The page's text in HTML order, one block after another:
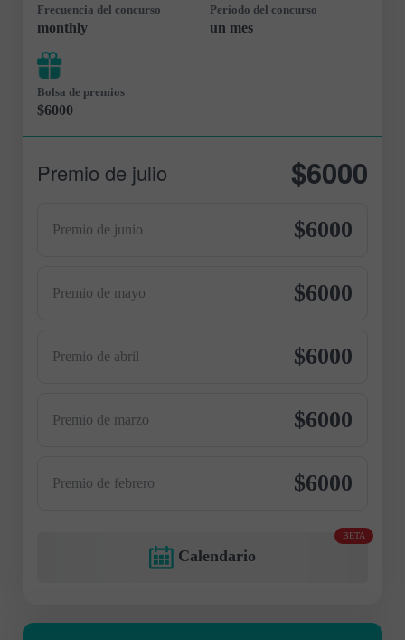
Frecuencia del concurso
monthly
Período del concurso
un mes
Bolsa de premios
$6000
$6000
Premio de julio
Premio de junio $6000
Premio de mayo $6000
Premio de abril $6000
Premio de marzo $6000
Premio de febrero $6000
Calendario
BETA